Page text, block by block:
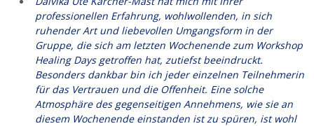
professionellen Erfahrung, wohlwollenden, in sich
ruhender Art und liebevollen Umgangsform in der
Gruppe, die sich am letzten Wochenende zum Workshop
Healing Days getroffen hat, zutiefst beeindruckt.
Besonders dankbar bin ich jeder einzelnen Teilnehmerin
für das Vertrauen und die Offenheit. Eine solche
Atmosphäre des gegenseitigen Annehmens, wie sie an
diesem Wochenende einstanden ist zu spüren, ist wohl